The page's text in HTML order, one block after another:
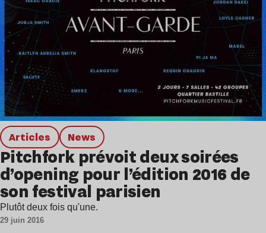
Articles news
Pitchfork prévoit deux soirées
d’opening pour l’édition 2016 de
son festival parisien
Plutôt deux fois qu'une.
29 juin 2016